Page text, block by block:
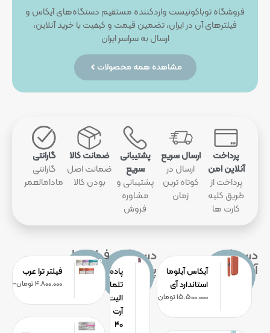
فروشگاه توباکونیست واردکننده مستقیم دستگاه‌های آیکاس و
فیلترهای آن در ایران، تضمین قیمت و کیفیت با خرید آنلاین،
ارسال به سراسر ایران
مشاهده همه محصولات
پرداخت
آنلاین امن
پرداخت از
طریق کلیه
کارت ها
ارسال سریع
ارسال در
کوتاه ترین
زمان
پشتیبانی
سریع
پشتیبانی و
مشاوره
فروش
ضمانت کالا
ضمانت اصل
بودن کالا
گارانتی
گارانتی
مادامالعمر
دستگاه
آیکاس
مشاهده
همه
دستگاه‌های
آیکاس آیلوما
استاندارد آی
15.500.000تومان
دستگاه
پادمادمشاهده
دستگاه‎‌های
پادماد
پادماد
تلما
الیت
آرت
۴۰
فیلترها
مشاهده
همه
فیلتر ترا عرب
4.800.000تومان–